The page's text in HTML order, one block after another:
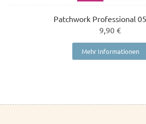
Patchwork Professional
9,90 €
Mehr Informationen